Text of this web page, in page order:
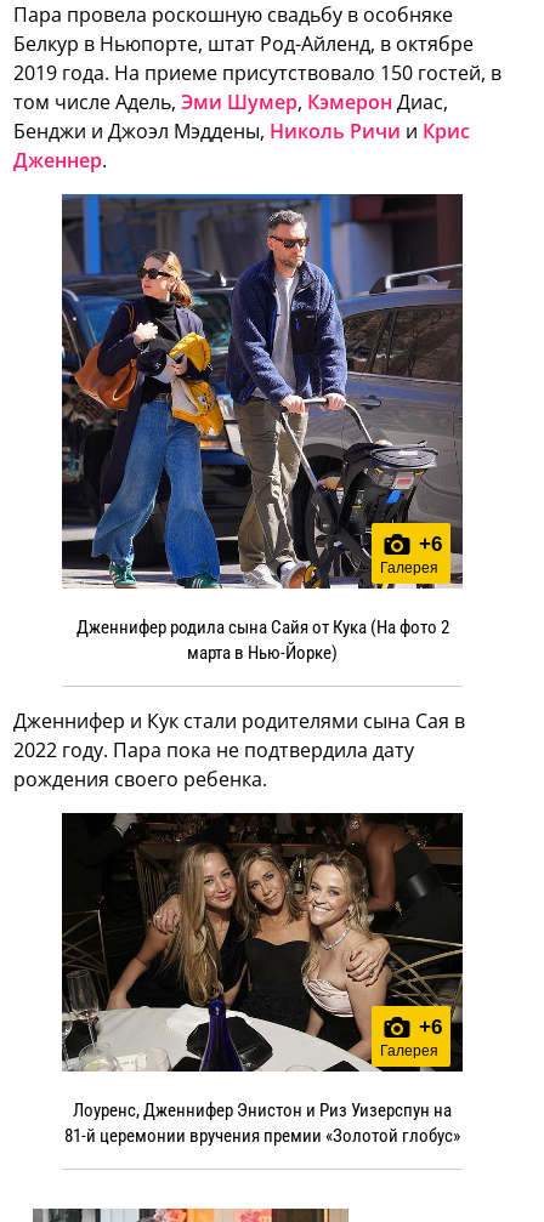
Пара провела роскошную свадьбу в особняке
Белкур в Ньюпорте, штат Род-Айленд, в октябре
2019 года. На приеме присутствовало 150 гостей, в
том числе Адель,Эми Шумер, Кэмерон Диас,
Бенджи и Джоэл Мэддены, Николь Ричи и Крис
Дженнер.
+6
Галерея
Дженнифер родила сына Сайя от Кука (На фото 2
марта в Нью-Йорке)
Дженнифер и Кук стали родителями сына Сая в
2022 году. Пара пока не подтвердила дату
рождения своего ребенка.
+6
Галерея
Лоуренс, Дженнифер Энистон и Риз Уизерспун на
81-й церемонии вручения премии «Золотой глобус»